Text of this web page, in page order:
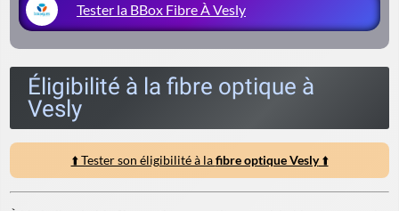
Tester la BBox Fibre À Vesly
Éligibilité à la fibre optique à
Vesly
⬆️ Tester son éligibilité à lafibre optique Vesly⬆️